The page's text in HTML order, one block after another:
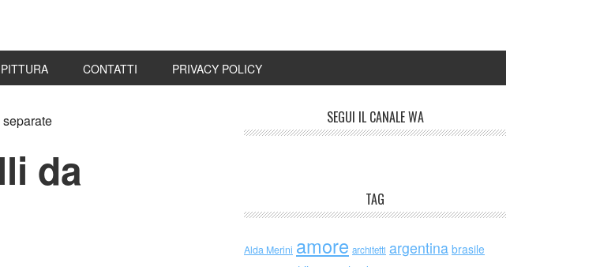
PITTURA CONTATTI PRIVACY POLICY
da
SEGUI IL CANALE WA
TAG
Alda Merini amore architetti argentina brasile